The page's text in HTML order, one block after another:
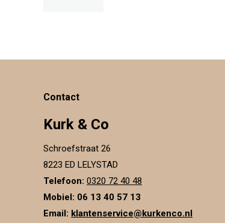
Contact
Kurk & Co
Schroefstraat 26
8223 ED LELYSTAD
Telefoon: 0320 72 40 48
Mobiel: 06 13 40 57 13
Email: klantenservice@kurkenco.nl